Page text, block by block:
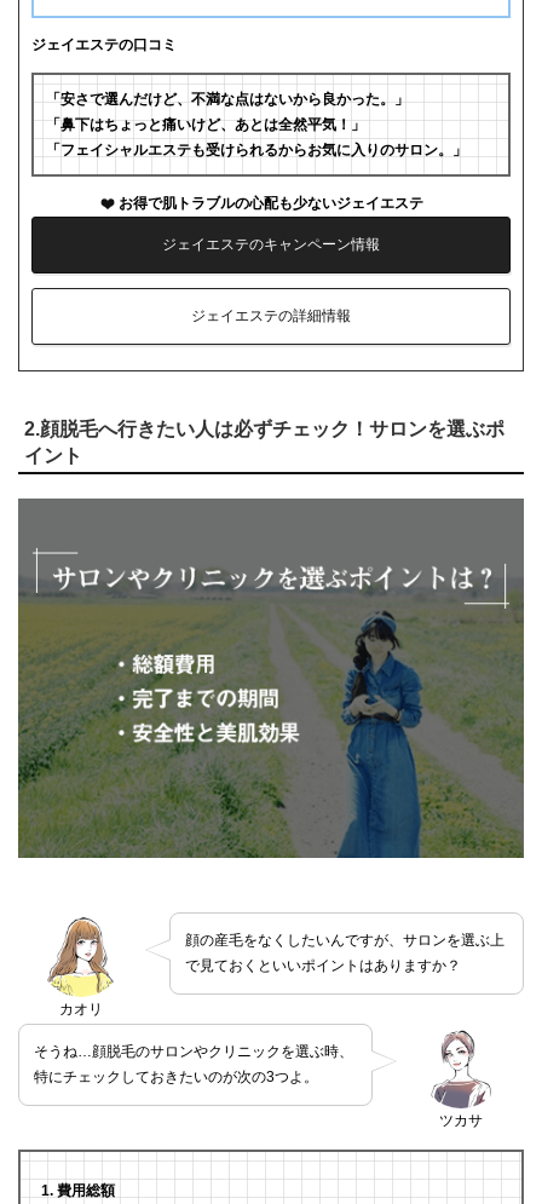
ジェイエステの口コミ
「安さで選んだけど、不満な点はないから良かった。」
「鼻下はちょっと痛いけど、あとは全然平気！」
「フェイシャルエステも受けられるからお気に入りのサロン。」
お得で肌トラブルの心配も少ないジェイエステ
ジェイエステのキャンペーン情報
ジェイエステの詳細情報
2.顔脱毛へ行きたい人は必ずチェック！サロンを選ぶポ
イント
カオリ
顔の産毛をなくしたいんですが、サロンを選ぶ上
で見ておくといいポイントはありますか？
ツカサ
そうね…顔脱毛のサロンやクリニックを選ぶ時、
特にチェックしておきたいのが次の3つよ。
費用総額